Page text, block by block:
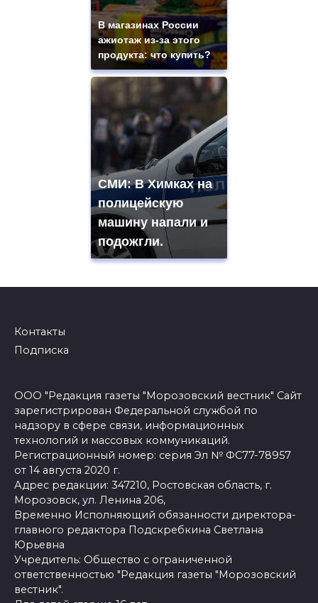
В магазинах России
ажиотаж из-за этого
продукта: что купить?
СМИ: В Химках на
полицейскую
машину напали и
подожгли.
Контакты
Подписка
ООО "Редакция газеты "Морозовский вестник" Сайт
зарегистрирован Федеральной службой по
надзору в сфере связи, информационных
технологий и массовых коммуникаций.
Регистрационный номер: серия Эл № ФС77-78957
от 14 августа 2020 г.
Адрес редакции: 347210, Ростовская область, г.
Морозовск, ул. Ленина 206,
Временно Исполняющий обязанности директора-
главного редактора Подскребкина Светлана
Юрьевна
Учредитель: Общество с ограниченной
ответственностью "Редакция газеты "Морозовский
вестник".